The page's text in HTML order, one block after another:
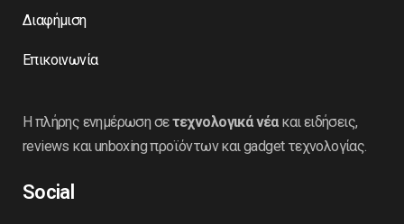
Διαφήμιση
Επικοινωνία
Η πλήρης ενημέρωση σετεχνολογικά νέακαι ειδήσεις,
reviews και unboxing προϊόντων και gadget τεχνολογίας.
Social